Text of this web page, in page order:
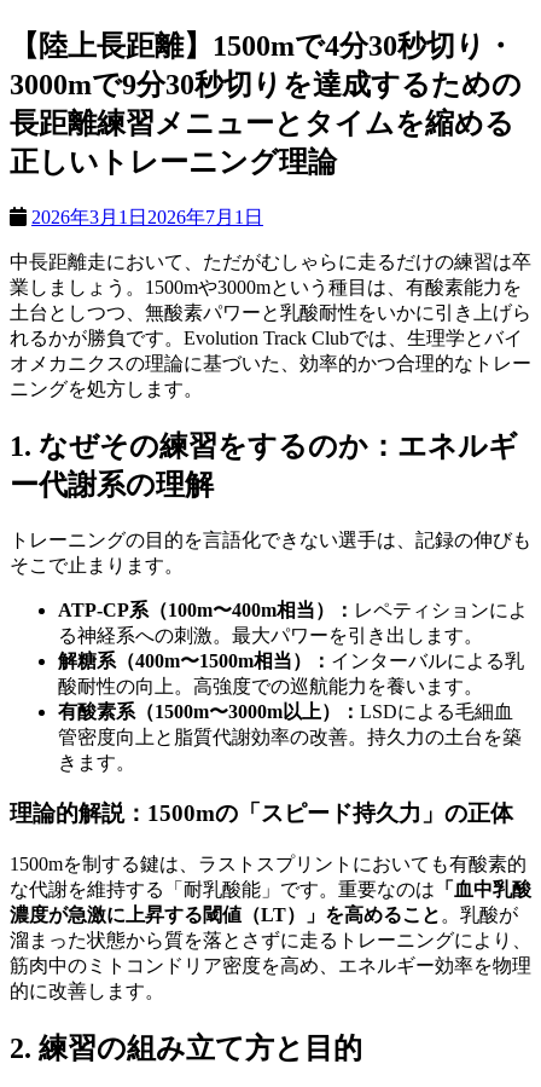
【陸上長距離】1500mで4分30秒切り・
3000mで9分30秒切りを達成するための
長距離練習メニューとタイムを縮める
正しいトレーニング理論
2026年3月1日 2026年7月1日
中長距離走において、ただがむしゃらに走るだけの練習は卒
業しましょう。1500mや3000mという種目は、有酸素能力を
土台としつつ、無酸素パワーと乳酸耐性をいかに引き上げら
れるかが勝負です。Evolution Track Clubでは、生理学とバイ
オメカニクスの理論に基づいた、効率的かつ合理的なトレー
ニングを処方します。
1. なぜその練習をするのか：エネルギ
ー代謝系の理解
トレーニングの目的を言語化できない選手は、記録の伸びも
そこで止まります。
ATP-CP系（100m〜400m相当）： レペティションによ
る神経系への刺激。最大パワーを引き出します。
解糖系（400m〜1500m相当）： インターバルによる乳
酸耐性の向上。高強度での巡航能力を養います。
有酸素系（1500m〜3000m以上）： LSDによる毛細血
管密度向上と脂質代謝効率の改善。持久力の土台を築
きます。
理論的解説：1500mの「スピード持久力」の正体
1500mを制する鍵は、ラストスプリントにおいても有酸素的
な代謝を維持する「耐乳酸能」です。重要なのは 「血中乳酸
濃度が急激に上昇する閾値（LT）」を高めること 。乳酸が
溜まった状態から質を落とさずに走るトレーニングにより、
筋肉中のミトコンドリア密度を高め、エネルギー効率を物理
的に改善します。
2. 練習の組み立て方と目的